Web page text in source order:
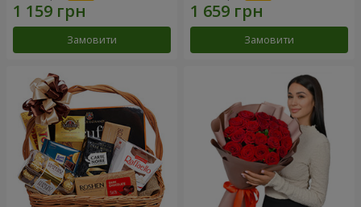
Замовити Замовити